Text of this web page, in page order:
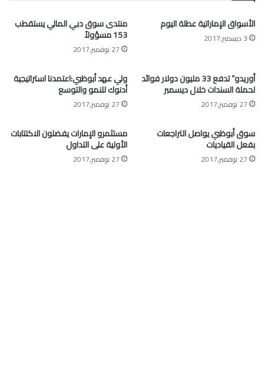
الأسواق الإماراتية عطلة اليوم
3 ديسمبر,2017
منتدى سوق دبي المالي يستقطب
153 مسؤولاً
27 نوفمبر,2017
أوريدو” تدفع 33 مليون دولار فوائد
لحملة السندات خلال ديسمبر
27 نوفمبر,2017
ولي عهد أبوظبي:اعتمدنا استراتيجية
أدنوك للنمو والتوسع
27 نوفمبر,2017
سوق أبوظبي يواصل التراجعات
بفعل القياديات
27 نوفمبر,2017
مستثمرو الإمارات يفضلون الاكتتابات
الأولية على التداول
27 نوفمبر,2017